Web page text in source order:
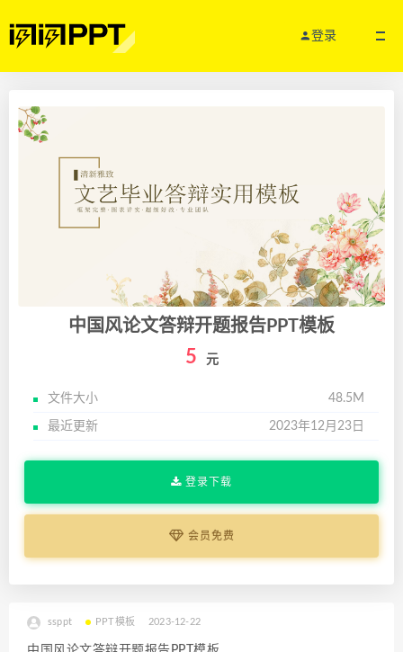
登录
中国风论文答辩开题报告PPT模板
5 元
文件大小 48.5M
最近更新 2023年12月23日
登录下载
会员免费
ssppt PPT模板 2023-12-22